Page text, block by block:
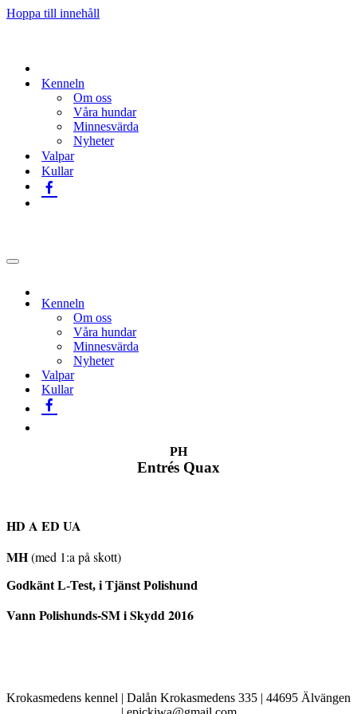
Hoppa till innehåll
Kenneln
Om oss
Våra hundar
Minnesvärda
Nyheter
Valpar
Kullar
Navigeringsmeny
Kenneln
Om oss
Våra hundar
Minnesvärda
Nyheter
Valpar
Kullar
PH
Entrés Quax
HD A ED UA
MH(med 1:a på skott)
Godkänt L-Test, i Tjänst Polishund
Vann Polishunds-SM i Skydd 2016
Krokasmedens kennel | Dalån Krokasmedens 335 | 44695 Älvängen